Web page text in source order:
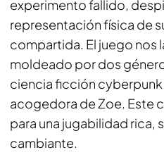
experimento fallido,
representación física de
compartida. El juego nos
moldeado por dos
ciencia ficción cyberpunk
acogedora de Zoe. Este
para una jugabilidad rica,
cambiante.